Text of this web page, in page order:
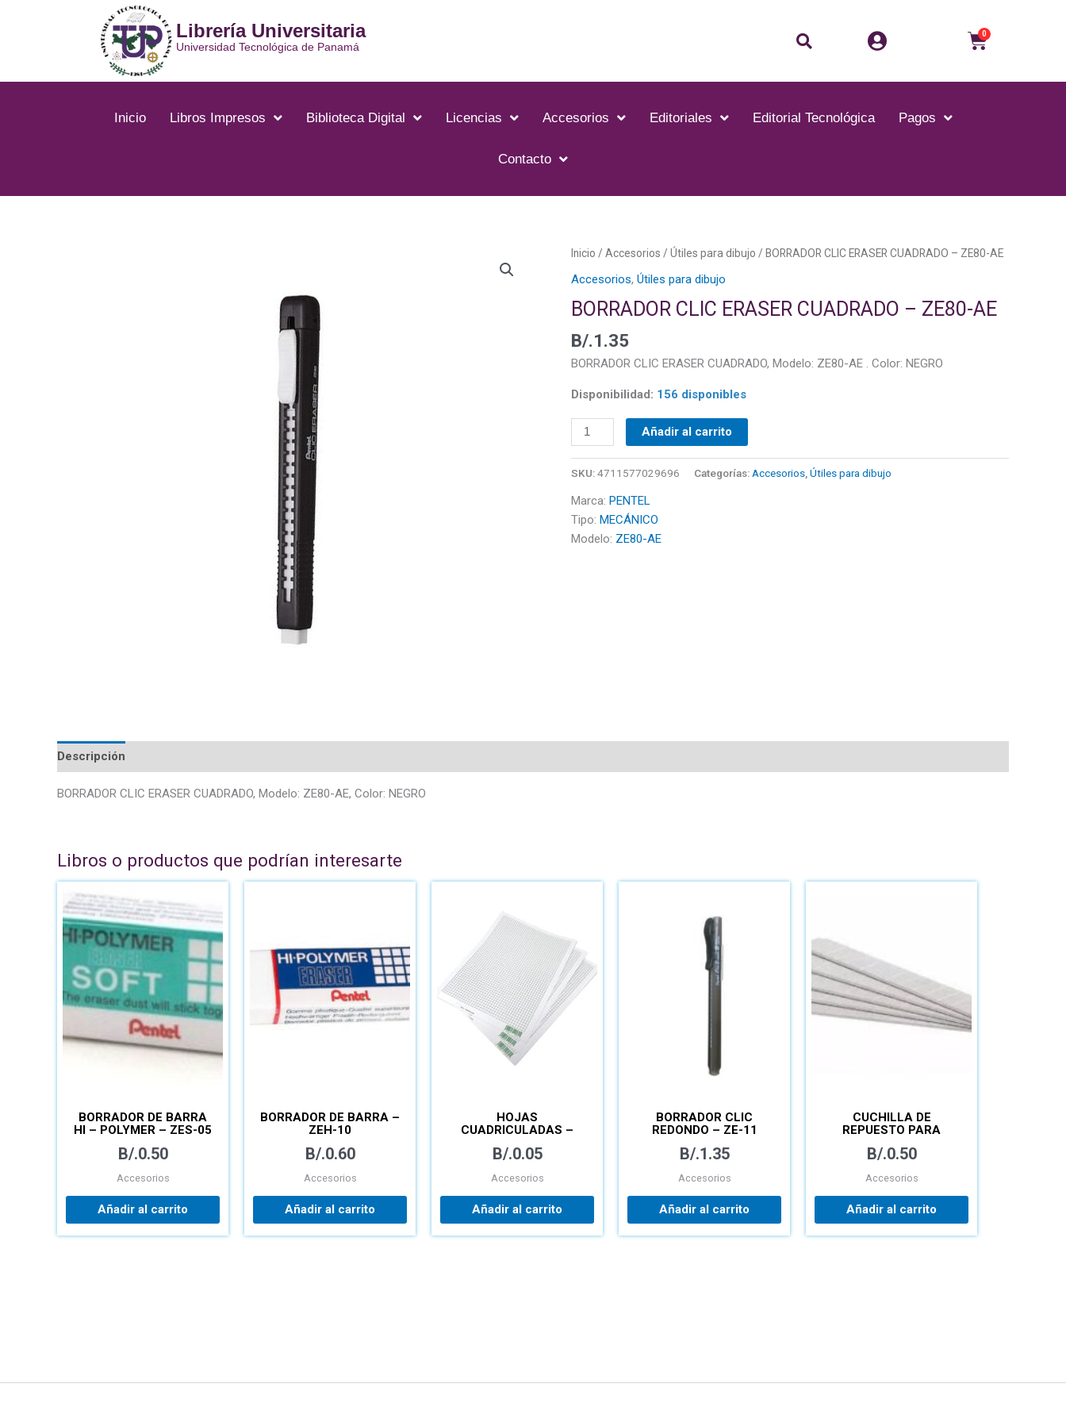
Librería Universitaria
Universidad Tecnológica de Panamá Buscar 0Carrito
Inicio Libros Impresos Biblioteca Digital Licencias Accesorios Editoriales Editorial Tecnológica Pagos
Contacto
Inicio / Accesorios / Útiles para dibujo / BORRADOR CLIC ERASER CUADRADO – ZE80-AE
Accesorios, Útiles para dibujo
BORRADOR CLIC ERASER CUADRADO – ZE80-AE
B/.1.35
BORRADOR CLIC ERASER CUADRADO, Modelo: ZE80-AE . Color: NEGRO
Disponibilidad: 156 disponibles
BORRADOR
CLIC
CUADRADO
ZE80-
AE
Añadir al carrito
SKU:4711577029696 Categorías:Accesorios,Útiles para dibujo
Marca: PENTEL
Tipo: MECÁNICO
Modelo: ZE80-AE
Descripción
BORRADOR CLIC ERASER CUADRADO, Modelo: ZE80-AE, Color: NEGRO
Libros o productos que podrían interesarte
BORRADOR DE BARRA
HI – POLYMER – ZES-05
B/.0.50
Accesorios
Añadir al carrito
BORRADOR DE BARRA –
ZEH-10
B/.0.60
Accesorios
Añadir al carrito
HOJAS
CUADRICULADAS –
B/.0.05
Accesorios
Añadir al carrito
BORRADOR CLIC
REDONDO – ZE-11
B/.1.35
Accesorios
Añadir al carrito
CUCHILLA DE
REPUESTO PARA
B/.0.50
Accesorios
Añadir al carrito